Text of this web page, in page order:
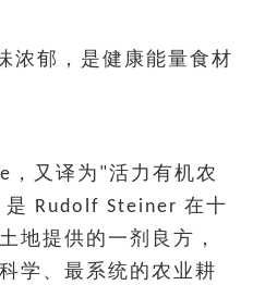
浓郁，是健康能量食材
又译为"活力有机农
Rudolf Steiner 在十
地提供的一剂良方，
学、最系统的农业耕